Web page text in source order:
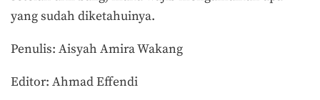
yang sudah diketahuinya.
Penulis: Aisyah Amira Wakang
Editor: Ahmad Effendi